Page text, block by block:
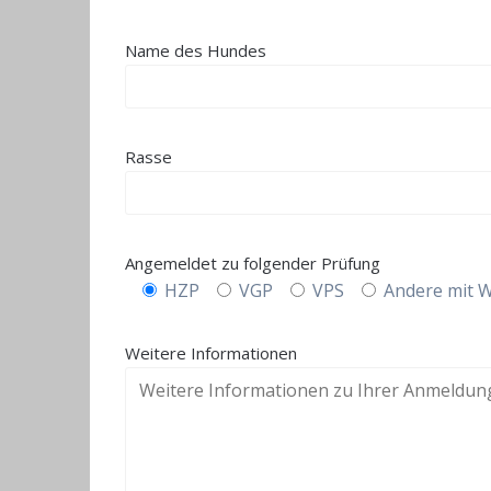
Name des Hundes
Rasse
Angemeldet zu folgender Prüfung
HZP VGP VPS Andere mit
Weitere Informationen